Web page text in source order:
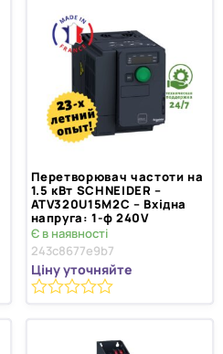
Перетворювач частоти на
1.5 кВт SCHNEIDER –
ATV320U15M2C – Вхідна
напруга: 1-ф 240V
Є в наявності
243c8677e9b7
Ціну уточняйте